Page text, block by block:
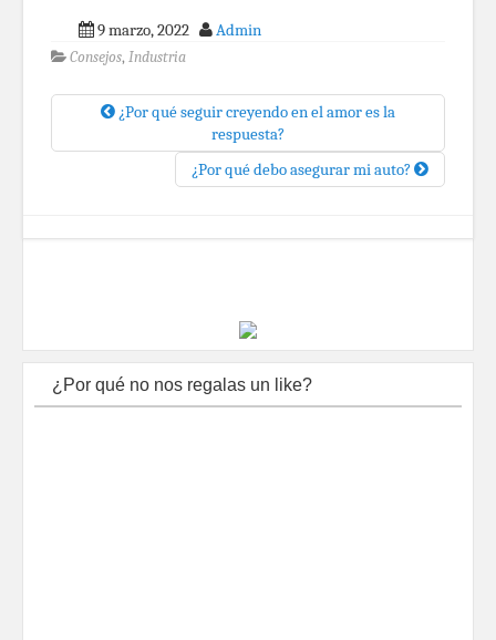
9 marzo, 2022 Admin
Consejos, Industria
¿Por qué seguir creyendo en el amor es la
respuesta?
¿Por qué debo asegurar mi auto?
¿Por qué no nos regalas un like?